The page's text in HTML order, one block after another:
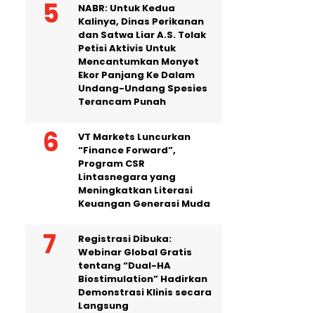
NABR: Untuk Kedua
Kalinya, Dinas Perikanan
dan Satwa Liar A.S. Tolak
Petisi Aktivis Untuk
Mencantumkan Monyet
Ekor Panjang Ke Dalam
Undang-Undang Spesies
Terancam Punah
VT Markets Luncurkan
“Finance Forward”,
Program CSR
Lintasnegara yang
Meningkatkan Literasi
Keuangan Generasi Muda
Registrasi Dibuka:
Webinar Global Gratis
tentang “Dual-HA
Biostimulation” Hadirkan
Demonstrasi Klinis secara
Langsung